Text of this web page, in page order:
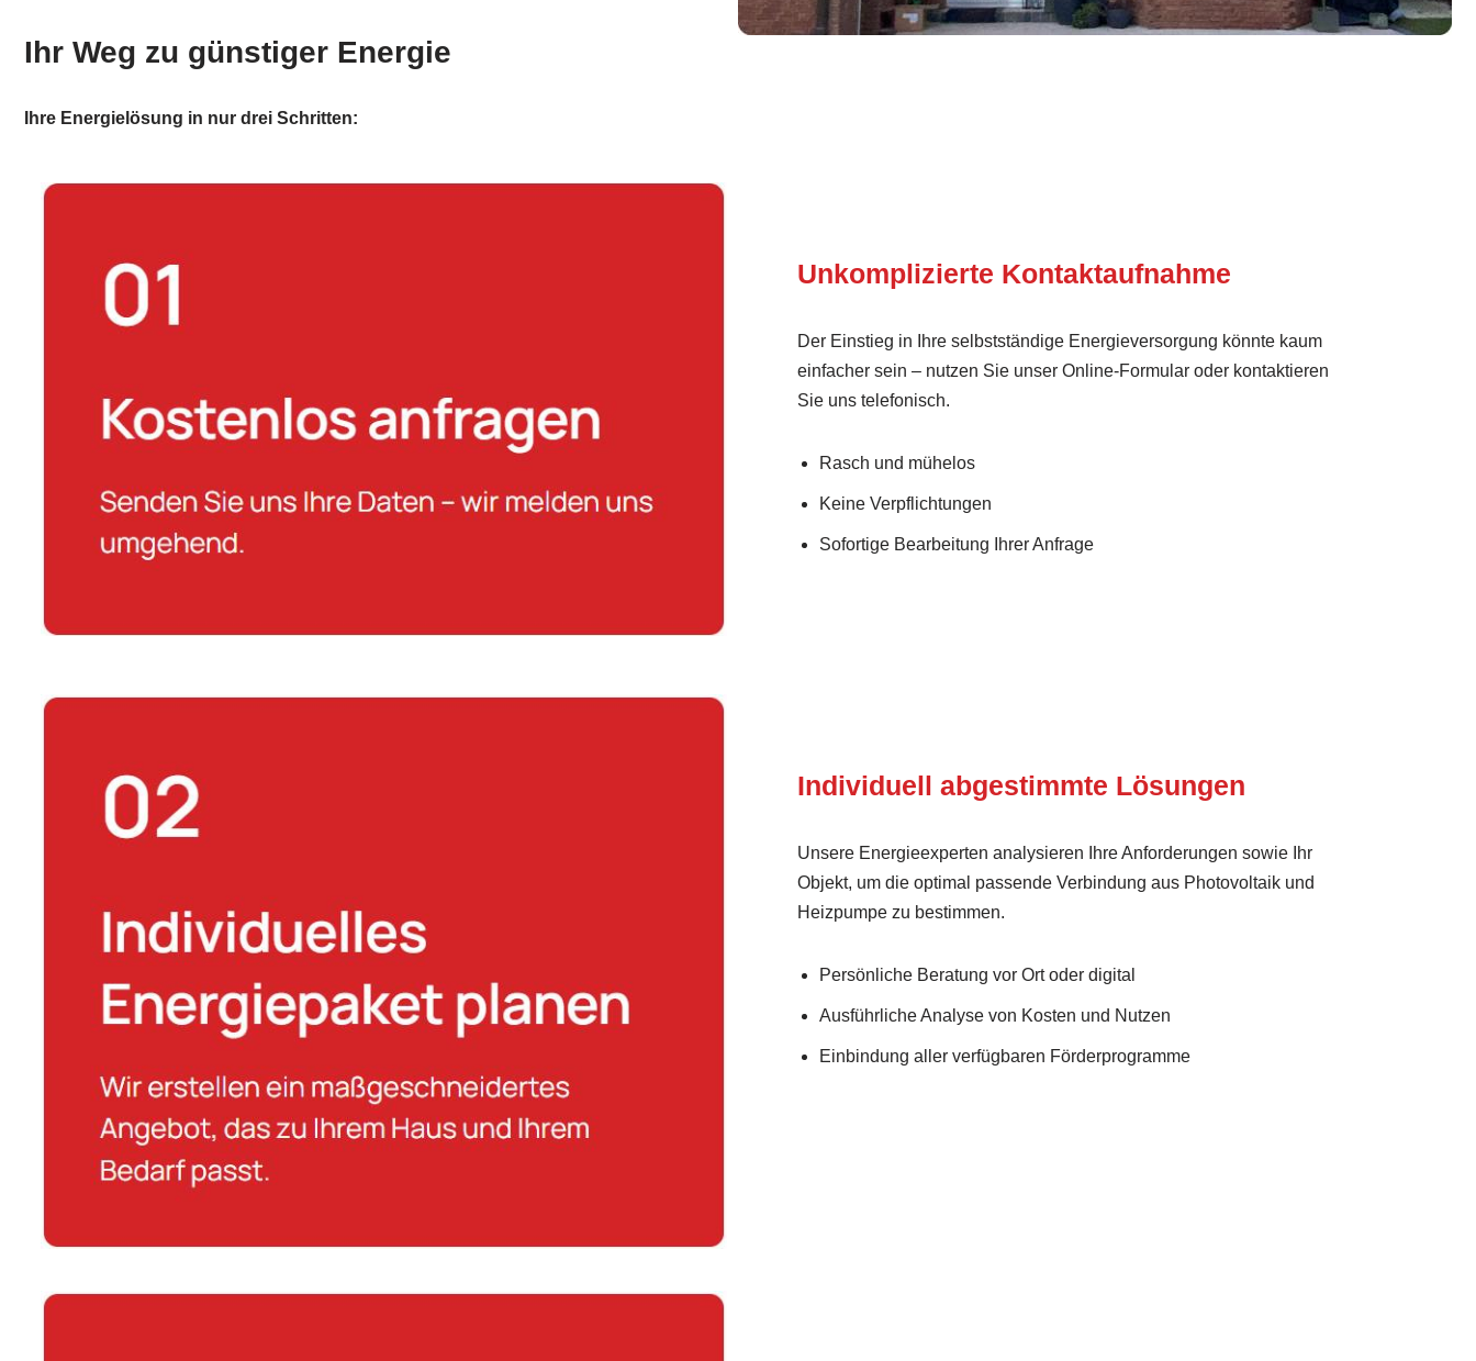
Ihr Weg zu günstiger Energie
Ihre Energielösung in nur drei Schritten:
Unkomplizierte Kontaktaufnahme
Der Einstieg in Ihre selbstständige Energieversorgung könnte kaum
einfacher sein – nutzen Sie unser Online-Formular oder kontaktieren
Sie uns telefonisch.
Rasch und mühelos
Keine Verpflichtungen
Sofortige Bearbeitung Ihrer Anfrage
Individuell abgestimmte Lösungen
Unsere Energieexperten analysieren Ihre Anforderungen sowie Ihr
Objekt, um die optimal passende Verbindung aus Photovoltaik und
Heizpumpe zu bestimmen.
Persönliche Beratung vor Ort oder digital
Ausführliche Analyse von Kosten und Nutzen
Einbindung aller verfügbaren Förderprogramme